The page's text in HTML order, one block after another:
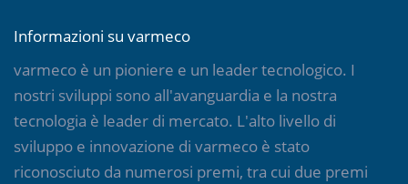
Informazioni su varmeco
varmeco è un pioniere e un leader tecnologico. I
nostri sviluppi sono all'avanguardia e la nostra
tecnologia è leader di mercato. L'alto livello di
sviluppo e innovazione di varmeco è stato
riconosciuto da numerosi premi, tra cui due premi